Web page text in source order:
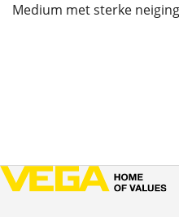
Medium met sterke